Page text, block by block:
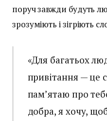
поруч завжди будуть
зрозуміють і зігріють
«Для багатьох
привітання — це
пам’ятаю про
добра, я хочу,